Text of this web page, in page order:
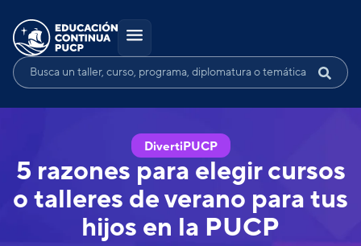
DivertiPUCP
5 razones para elegir cursos
o talleres de verano para tus
hijos en la PUCP